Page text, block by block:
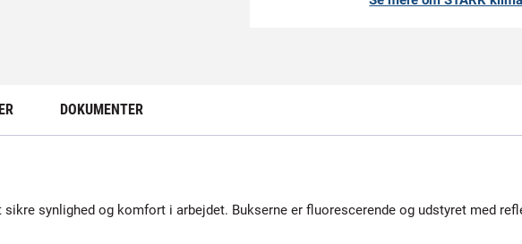
DOKUMENTER
sikre synlighed og komfort i arbejdet. Bukserne er fluorescerende og udstyret med